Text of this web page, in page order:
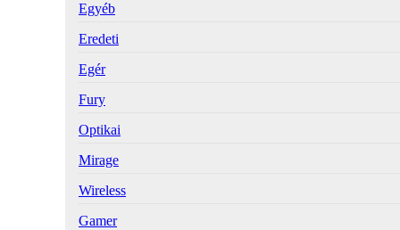
Egyéb
Eredeti
Egér
Fury
Optikai
Mirage
Wireless
Gamer